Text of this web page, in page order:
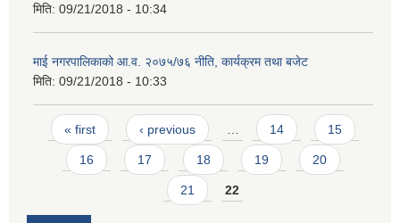
मिति: 09/21/2018 - 10:34
माई नगरपालिकाको आ.व. २०७५/७६ नीति, कार्यक्रम तथा बजेट
मिति: 09/21/2018 - 10:33
Pages
« first ‹ previous … 14 15
16 17 18 19 20
21 22